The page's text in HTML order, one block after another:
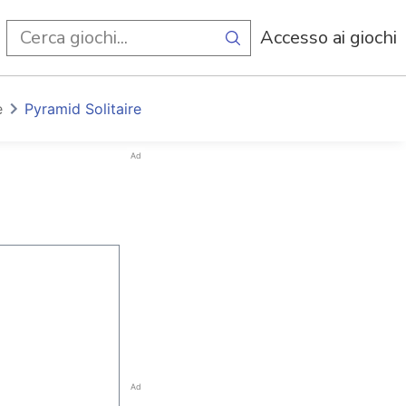
Accesso ai giochi
Pyramid Solitaire
Ad
Ad